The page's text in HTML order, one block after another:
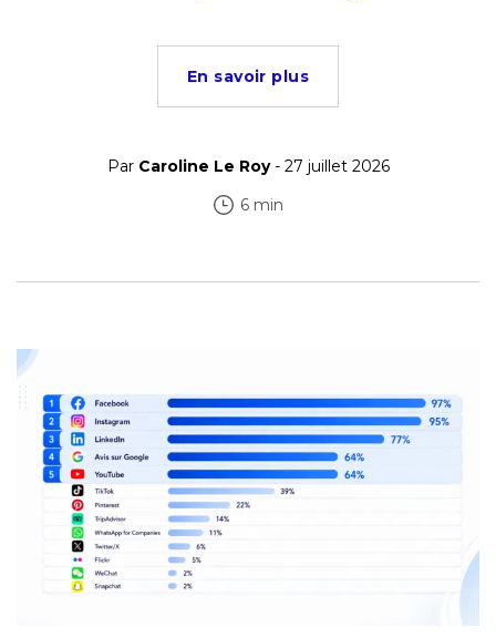
En savoir plus
Par Caroline Le Roy- 27 juillet 2026
6 min